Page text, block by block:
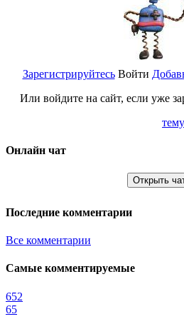
Зарегистрируйтесь
Или войдите на сайт, если уже
Войти
тему
Онлайн чат
Открыть
Последние комментарии
Все комментарии
Самые комментируемые
652
65